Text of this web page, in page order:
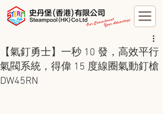
【氣釘勇士】一秒 10 發，高效平行
氣閥系統，得偉 15 度線圈氣動釘槍
DW45RN